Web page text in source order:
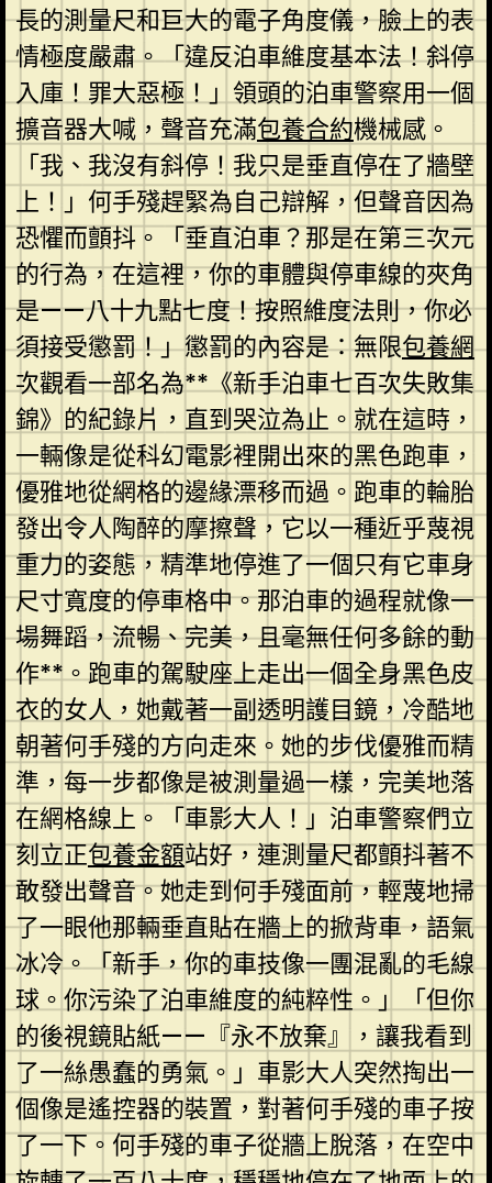
長的測量尺和巨大的電子角度儀，臉上的表
情極度嚴肅。「違反泊車維度基本法！斜停
入庫！罪大惡極！」領頭的泊車警察用一個
擴音器大喊，聲音充滿包養合約機械感。
「我、我沒有斜停！我只是垂直停在了牆壁
上！」何手殘趕緊為自己辯解，但聲音因為
恐懼而顫抖。「垂直泊車？那是在第三次元
的行為，在這裡，你的車體與停車線的夾角
是——八十九點七度！按照維度法則，你必
須接受懲罰！」懲罰的內容是：無限包養網
次觀看一部名為**《新手泊車七百次失敗集
錦》的紀錄片，直到哭泣為止。就在這時，
一輛像是從科幻電影裡開出來的黑色跑車，
優雅地從網格的邊緣漂移而過。跑車的輪胎
發出令人陶醉的摩擦聲，它以一種近乎蔑視
重力的姿態，精準地停進了一個只有它車身
尺寸寬度的停車格中。那泊車的過程就像一
場舞蹈，流暢、完美，且毫無任何多餘的動
作**。跑車的駕駛座上走出一個全身黑色皮
衣的女人，她戴著一副透明護目鏡，冷酷地
朝著何手殘的方向走來。她的步伐優雅而精
準，每一步都像是被測量過一樣，完美地落
在網格線上。「車影大人！」泊車警察們立
刻立正包養金額站好，連測量尺都顫抖著不
敢發出聲音。她走到何手殘面前，輕蔑地掃
了一眼他那輛垂直貼在牆上的掀背車，語氣
冰冷。「新手，你的車技像一團混亂的毛線
球。你污染了泊車維度的純粹性。」「但你
的後視鏡貼紙——『永不放棄』，讓我看到
了一絲愚蠢的勇氣。」車影大人突然掏出一
個像是遙控器的裝置，對著何手殘的車子按
了一下。何手殘的車子從牆上脫落，在空中